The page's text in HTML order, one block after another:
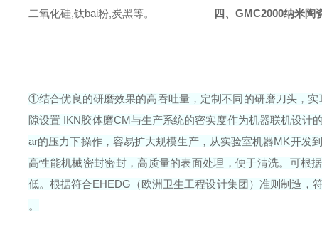
二氧化硅,钛bai粉,炭黑等。
四、GMC2000纳米陶
①结合优良的研磨效果的高吞吐量，定制不同的研磨刀头，
隙设置 IKN胶体磨CM与生产系统的密实度作为机器联机设计
ar的压力下操作，容易扩大规模生产，从实验室机器MK开发
高性能机械密封密封，高质量的表面处理，便于清洗。可根
低。根据符合EHEDG（欧洲卫生工程设计集团）准则制造，
。